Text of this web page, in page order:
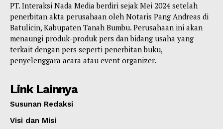
PT. Interaksi Nada Media berdiri sejak Mei 2024 setelah
penerbitan akta perusahaan oleh Notaris Pang Andreas di
Batulicin, Kabupaten Tanah Bumbu. Perusahaan ini akan
menaungi produk-produk pers dan bidang usaha yang
terkait dengan pers seperti penerbitan buku,
penyelenggara acara atau event organizer.
Link Lainnya
Susunan Redaksi
Visi dan Misi